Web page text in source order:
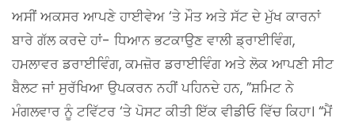
ਅਸੀਂ ਅਕਸਰ ਆਪਣੇ ਹਾਈਵੇਅ ‘ਤੇ ਮੌਤ ਅਤੇ ਸੱਟ ਦੇ ਮੁੱਖ ਕਾਰਨਾਂ
ਬਾਰੇ ਗੱਲ ਕਰਦੇ ਹਾਂ- ਧਿਆਨ ਭਟਕਾਉਣ ਵਾਲੀ ਡ੍ਰਾਈਵਿੰਗ,
ਹਮਲਾਵਰ ਡਰਾਈਵਿੰਗ, ਕਮਜ਼ੋਰ ਡਰਾਈਵਿੰਗ ਅਤੇ ਲੋਕ ਆਪਣੀ ਸੀਟ
ਬੈਲਟ ਜਾਂ ਸੁਰੱਖਿਆ ਉਪਕਰਨ ਨਹੀਂ ਪਹਿਨਦੇ ਹਨ, ”ਸ਼ਮਿਟ ਨੇ
ਮੰਗਲਵਾਰ ਨੂੰ ਟਵਿੱਟਰ ‘ਤੇ ਪੋਸਟ ਕੀਤੀ ਇੱਕ ਵੀਡੀਓ ਵਿੱਚ ਕਿਹਾ। “ਮੈਂ